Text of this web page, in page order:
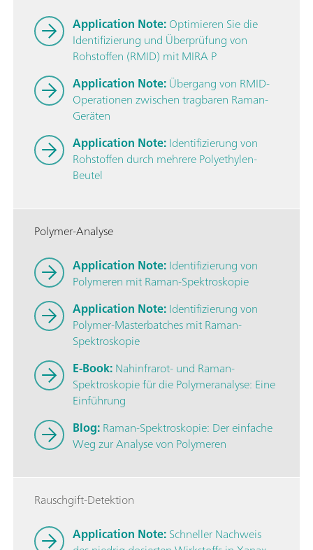
Application Note:Optimieren Sie die
Identifizierung und Überprüfung von
Rohstoffen (RMID) mit MIRA P
Application Note:Übergang von RMID-
Operationen zwischen tragbaren Raman-
Geräten
Application Note:Identifizierung von
Rohstoffen durch mehrere Polyethylen-
Beutel
Polymer-Analyse
Application Note:Identifizierung von
Polymeren mit Raman-Spektroskopie
Application Note:Identifizierung von
Polymer-Masterbatches mit Raman-
Spektroskopie
E-Book:Nahinfrarot- und Raman-
Spektroskopie für die Polymeranalyse: Eine
Einführung
Blog:Raman-Spektroskopie: Der einfache
Weg zur Analyse von Polymeren
Rauschgift-Detektion
Application Note:Schneller Nachweis